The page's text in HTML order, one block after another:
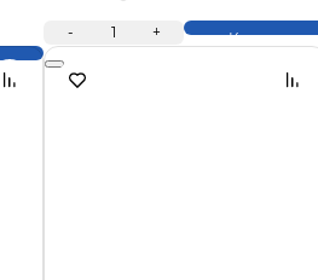
- 1 + Купить